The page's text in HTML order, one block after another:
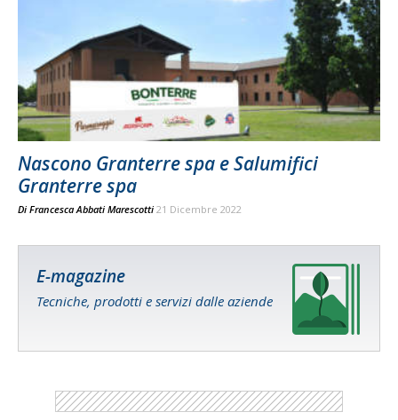
Nascono Granterre spa e Salumifici
Granterre spa
Di Francesca Abbati Marescotti 21 Dicembre 2022
E-magazine
Tecniche, prodotti e servizi dalle aziende